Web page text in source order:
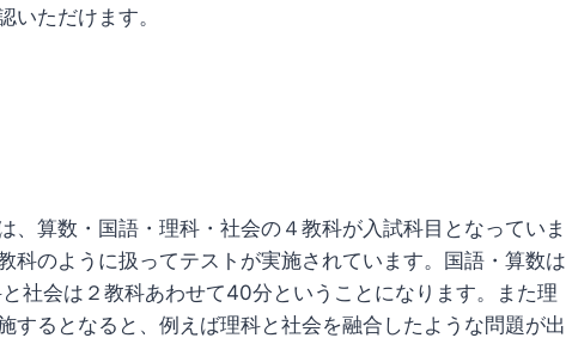
いただけます。
、算数・国語・理科・社会の４教科が入試科目となっていま
科のように扱ってテストが実施されています。国語・算数は
社会は２教科あわせて40分ということになります。また理
するとなると、例えば理科と社会を融合したような問題が出